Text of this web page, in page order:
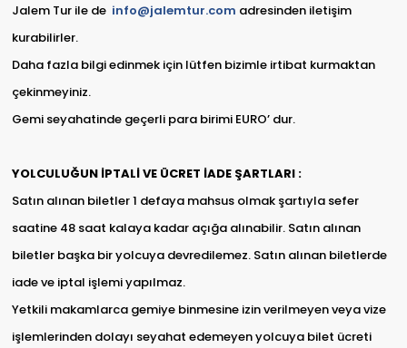
Jalem Tur ile de info@jalemtur.com adresinden iletişim
kurabilirler.
Daha fazla bilgi edinmek için lütfen bizimle irtibat kurmaktan
çekinmeyiniz.
Gemi seyahatinde geçerli para birimi EURO’ dur.
YOLCULUĞUN İPTALİ VE ÜCRET İADE ŞARTLARI :
Satın alınan biletler 1 defaya mahsus olmak şartıyla sefer
saatine 48 saat kalaya kadar açığa alınabilir. Satın alınan
biletler başka bir yolcuya devredilemez. Satın alınan biletlerde
iade ve iptal işlemi yapılmaz.
Yetkili makamlarca gemiye binmesine izin verilmeyen veya vize
işlemlerinden dolayı seyahat edemeyen yolcuya bilet ücreti